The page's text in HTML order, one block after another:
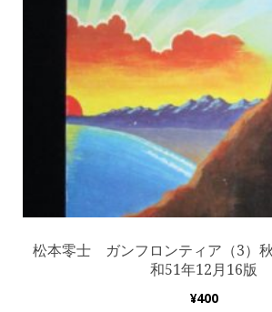
松本零士 ガンフロンティア（3）
和51年12月16版
¥400